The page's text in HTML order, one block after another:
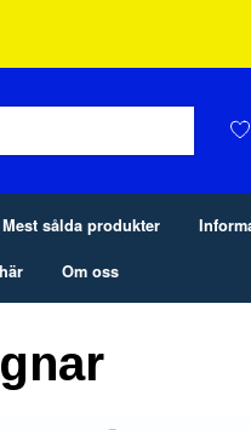
Mest sålda produkter
Om oss